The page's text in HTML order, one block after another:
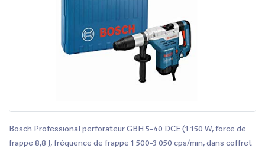
Bosch Professional perforateur GBH 5-40 DCE (1 150 W, force de
frappe 8,8 J, fréquence de frappe 1 500-3 050 cps/min, dans coffret